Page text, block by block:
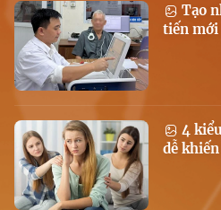
Tạo
tiến
4
dễ